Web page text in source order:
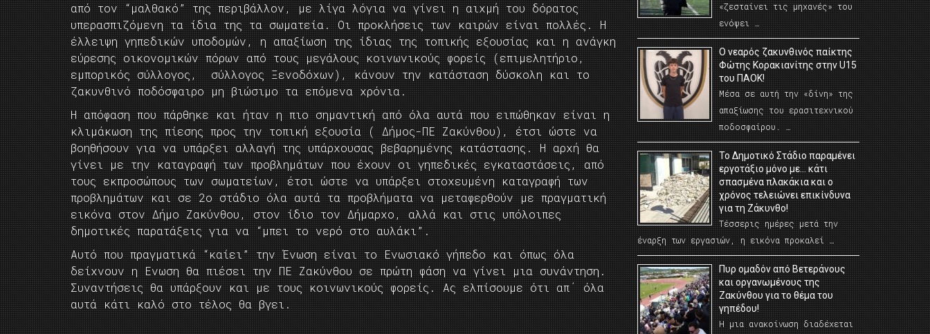
από τον “μαλθακό” της περιβάλλον, με λίγα λόγια να γίνει η αιχμή του δόρατος
υπερασπιζόμενη τα ίδια της τα σωματεία. Οι προκλήσεις των καιρών είναι πολλές. Η
έλλειψη γηπεδικών υποδομών, η απαξίωση της ίδιας της τοπικής εξουσίας και η ανάγκη
εύρεσης οικονομικών πόρων από τους μεγάλους κοινωνικούς φορείς (επιμελητήριο,
εμπορικός σύλλογος, σύλλογος Ξενοδόχων), κάνουν την κατάσταση δύσκολη και το
ζακυνθινό ποδόσφαιρο μη βιώσιμο τα επόμενα χρόνια.
Η απόφαση που πάρθηκε και ήταν η πιο σημαντική από όλα αυτά που ειπώθηκαν είναι η
κλιμάκωση της πίεσης προς την τοπική εξουσία ( Δήμος-ΠΕ Ζακύνθου), έτσι ώστε να
βοηθήσουν για να υπάρξει αλλαγή της υπάρχουσας βεβαρημένης κατάστασης. Η αρχή θα
γίνει με την καταγραφή των προβλημάτων που έχουν οι γηπεδικές εγκαταστάσεις, από
τους εκπροσώπους των σωματείων, έτσι ώστε να υπάρξει στοχευμένη καταγραφή των
προβλημάτων και σε 2ο στάδιο όλα αυτά τα προβλήματα να μεταφερθούν με πραγματική
εικόνα στον Δήμο Ζακύνθου, στον ίδιο τον Δήμαρχο, αλλά και στις υπόλοιπες
δημοτικές παρατάξεις για να “μπει το νερό στο αυλάκι”.
Αυτό που πραγματικά “καίει” την Ένωση είναι το Ενωσιακό γήπεδο και όπως όλα
δείχνουν η Ενωση θα πιέσει την ΠΕ Ζακύνθου σε πρώτη φάση να γίνει μια συνάντηση.
Συναντήσεις θα υπάρξουν και με τους κοινωνικούς φορείς. Ας ελπίσουμε ότι απ΄ όλα
αυτά κάτι καλό στο τέλος θα βγει.
«ζεσταίνει τις μηχανές» του
ενόψει …
O νεαρός ζακυνθινός παίκτης
Φώτης Κορακιανίτης στην U15
του ΠΑΟΚ!
Μέσα σε αυτή την «δίνη» της
απαξίωσης του ερασιτεχνικού
ποδοσφαίρου. …
Το Δημοτικό Στάδιο παραμένει
εργοτάξιο μόνο με… κάτι
σπασμένα πλακάκια και ο
χρόνος τελειώνει επικίνδυνα
για τη Ζάκυνθο!
Τέσσερις ημέρες μετά την
έναρξη των εργασιών, η εικόνα προκαλεί …
Πυρ ομαδόν από Βετεράνους
και οργανωμένους της
Ζακύνθου για το θέμα του
γηπέδου!
Η μια ανακοίνωση διαδέχεται